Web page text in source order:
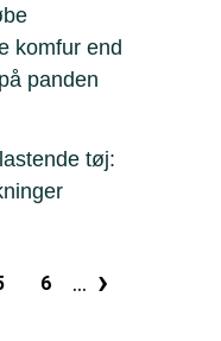
komfur end
panden
tøj:
Side
6 … ›